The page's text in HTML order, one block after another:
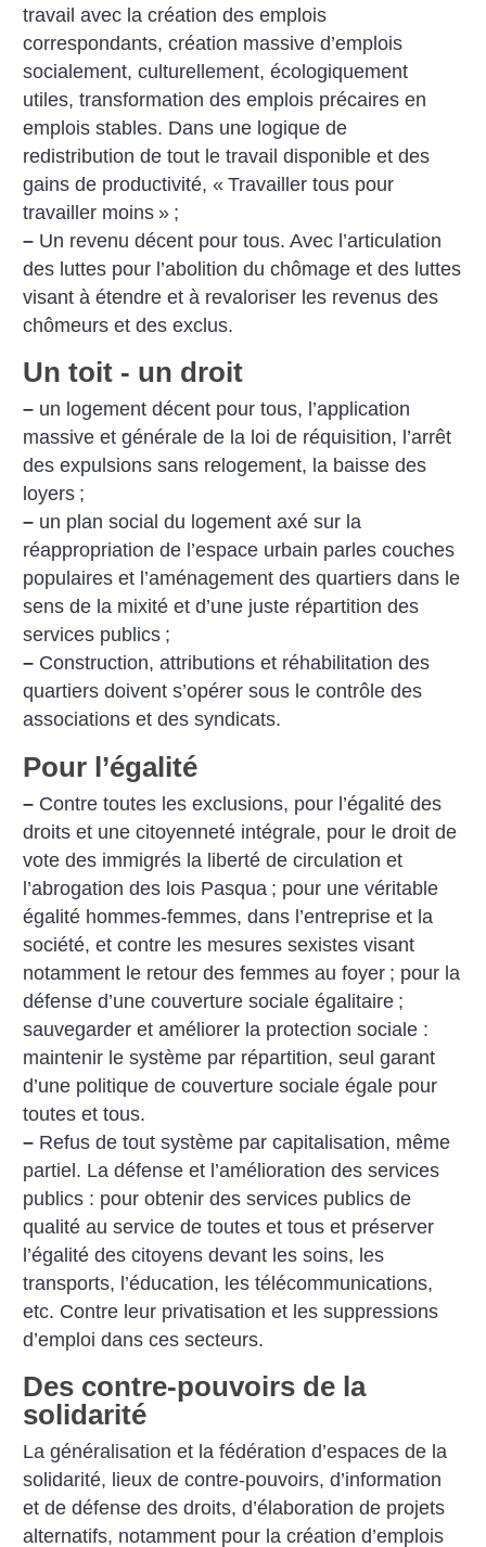
travail avec la création des emplois
correspondants, création massive d’emplois
socialement, culturellement, écologiquement
utiles, transformation des emplois précaires en
emplois stables. Dans une logique de
redistribution de tout le travail disponible et des
gains de productivité, « Travailler tous pour
travailler moins » ;
– Un revenu décent pour tous. Avec l’articulation
des luttes pour l’abolition du chômage et des luttes
visant à étendre et à revaloriser les revenus des
chômeurs et des exclus.
Un toit - un droit
– un logement décent pour tous, l’application
massive et générale de la loi de réquisition, l’arrêt
des expulsions sans relogement, la baisse des
loyers ;
– un plan social du logement axé sur la
réappropriation de l’espace urbain parles couches
populaires et l’aménagement des quartiers dans le
sens de la mixité et d’une juste répartition des
services publics ;
– Construction, attributions et réhabilitation des
quartiers doivent s’opérer sous le contrôle des
associations et des syndicats.
Pour l’égalité
– Contre toutes les exclusions, pour l’égalité des
droits et une citoyenneté intégrale, pour le droit de
vote des immigrés la liberté de circulation et
l’abrogation des lois Pasqua ; pour une véritable
égalité hommes-femmes, dans l’entreprise et la
société, et contre les mesures sexistes visant
notamment le retour des femmes au foyer ; pour la
défense d’une couverture sociale égalitaire ;
sauvegarder et améliorer la protection sociale :
maintenir le système par répartition, seul garant
d’une politique de couverture sociale égale pour
toutes et tous.
– Refus de tout système par capitalisation, même
partiel. La défense et l’amélioration des services
publics : pour obtenir des services publics de
qualité au service de toutes et tous et préserver
l’égalité des citoyens devant les soins, les
transports, l’éducation, les télécommunications,
etc. Contre leur privatisation et les suppressions
d’emploi dans ces secteurs.
Des contre-pouvoirs de la
solidarité
La généralisation et la fédération d’espaces de la
solidarité, lieux de contre-pouvoirs, d’information
et de défense des droits, d’élaboration de projets
alternatifs, notamment pour la création d’emplois